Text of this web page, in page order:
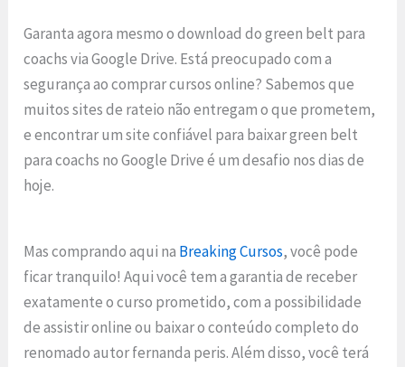
Garanta agora mesmo o download do green belt para
coachs via Google Drive. Está preocupado com a
segurança ao comprar cursos online? Sabemos que
muitos sites de rateio não entregam o que prometem,
e encontrar um site confiável para baixar green belt
para coachs no Google Drive é um desafio nos dias de
hoje.
Mas comprando aqui na Breaking Cursos, você pode
ficar tranquilo! Aqui você tem a garantia de receber
exatamente o curso prometido, com a possibilidade
de assistir online ou baixar o conteúdo completo do
renomado autor fernanda peris. Além disso, você terá